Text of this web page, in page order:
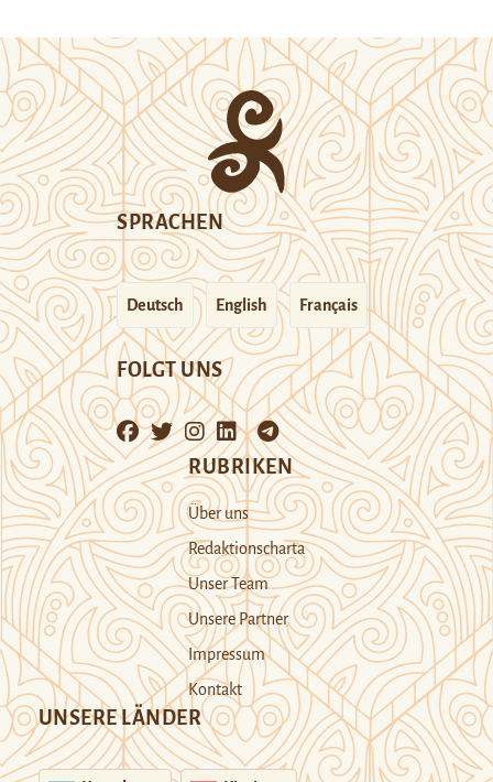
SPRACHEN
Deutsch English Français
FOLGT UNS
RUBRIKEN
Über uns
Redaktionscharta
Unser Team
Unsere Partner
Impressum
Kontakt
UNSERE LÄNDER